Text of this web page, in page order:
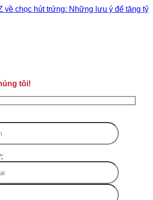
về chọc hút trứng: Những lưu ý để tăng tỷ
tôi!